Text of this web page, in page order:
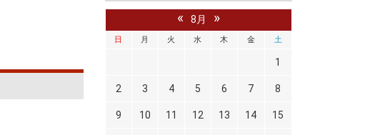
« 8月 »
日 月 火 水 木 金 土
1
2 3 4 5 6 7 8
9 10 11 12 13 14 15